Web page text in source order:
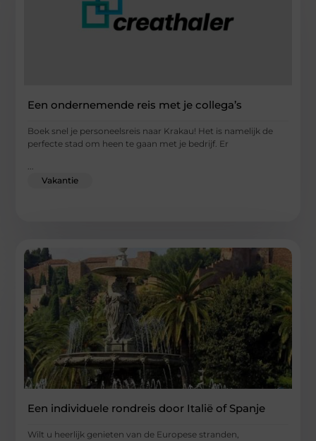
Een ondernemende reis met je collega’s
Boek snel je personeelsreis naar Krakau! Het is namelijk de
perfecte stad om heen te gaan met je bedrijf. Er
...
Vakantie
Een individuele rondreis door Italië of Spanje
Wilt u heerlijk genieten van de Europese stranden,